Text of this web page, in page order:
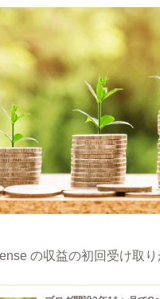
の収益の初回受け取り